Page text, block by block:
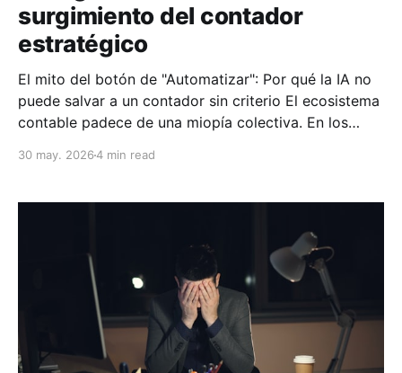
surgimiento del contador
estratégico
El mito del botón de "Automatizar": Por qué la IA no
puede salvar a un contador sin criterio El ecosistema
contable padece de una miopía colectiva. En los
obsesionado con una premisa: la Inteligencia
30 may. 20264 min read